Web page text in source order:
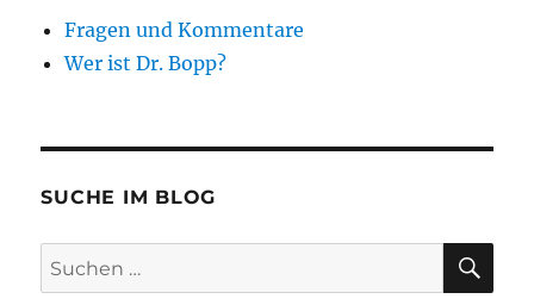
Fragen und Kommentare
Wer ist Dr. Bopp?
SUCHE IM BLOG
Suchen
nach: